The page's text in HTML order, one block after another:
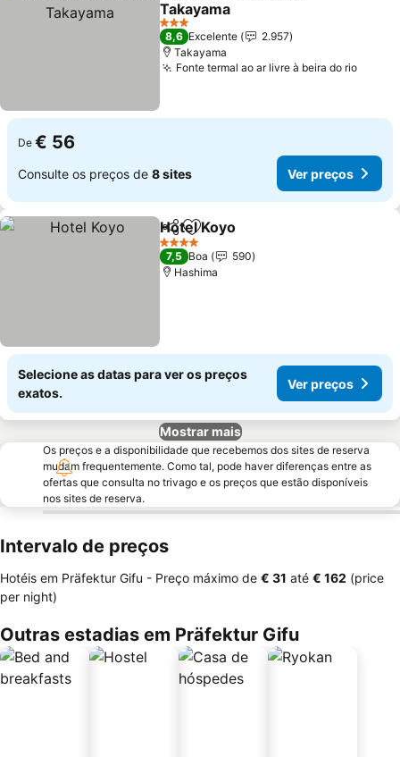
Takayama
Ver preços
3 Estrelas
8,6 Excelente
2.957
Takayama
Fonte termal ao ar livre à beira do rioVer
De € 56
Consulte os preços de 8 sites Ver preços
PartilharAdicionar aos favoritos
Hotel Koyo
4 Estrelas
7,5 Boa
590
Hashima
Selecione as datas para ver os preços
exatos.
Ver preços
Mostrar mais
Os preços e a disponibilidade que recebemos dos sites de reserva
mudam frequentemente. Como tal, pode haver diferenças entre as
ofertas que consulta no trivago e os preços que estão disponíveis
nos sites de reserva.
Intervalo de preços
Hotéis em Präfektur Gifu - Preço máximo de ‎€ 31 até ‎€ 162 (price
per night)
Outras estadias em Präfektur Gifu